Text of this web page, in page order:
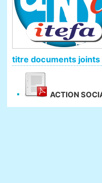
titre documents joints
ACTION